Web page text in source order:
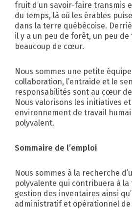
fruit d’un savoir-faire transmis
du temps, là où les érables
dans la terre québécoise.
il y a un peu de forêt, un peu
beaucoup de cœur.
Nous sommes une petite
collaboration, l’entraide et le
responsabilités sont au cœur
Nous valorisons les initiatives
environnement de travail
polyvalent.
Sommaire de l’emploi
Nous sommes à la recherche
polyvalente qui contribuera à la
gestion des inventaires ainsi
administratif et opérationnel de